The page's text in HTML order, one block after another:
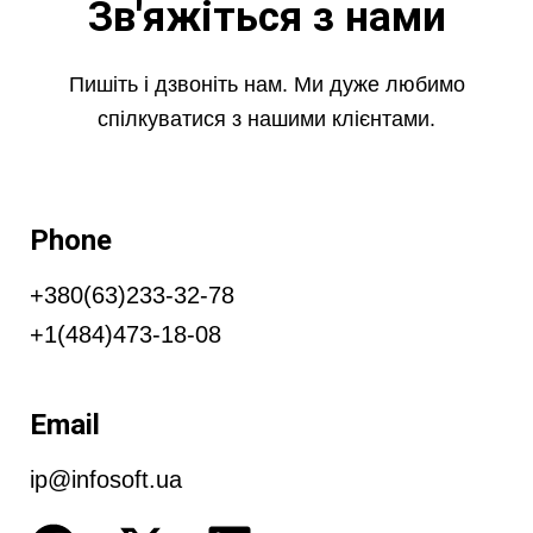
Зв'яжіться з нами
Пишіть і дзвоніть нам. Ми дуже любимо
спілкуватися з нашими клієнтами.
Phone
+380(63)233-32-78
+1(484)473-18-08
Email
ip@infosoft.ua